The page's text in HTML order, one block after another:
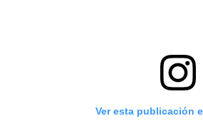
Ver esta publicación